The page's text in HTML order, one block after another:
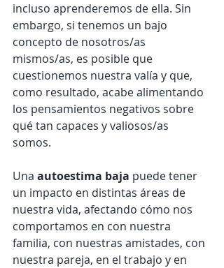
incluso aprenderemos de ella. Sin
embargo, si tenemos un bajo
concepto de nosotros/as
mismos/as, es posible que
cuestionemos nuestra valía y que,
como resultado, acabe alimentando
los pensamientos negativos sobre
qué tan capaces y valiosos/as
somos.
Una autoestima baja puede tener
un impacto en distintas áreas de
nuestra vida, afectando cómo nos
comportamos en con nuestra
familia, con nuestras amistades, con
nuestra pareja, en el trabajo y en